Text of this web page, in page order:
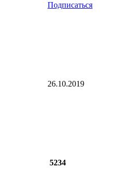
Подписаться
26.10.2019
5234